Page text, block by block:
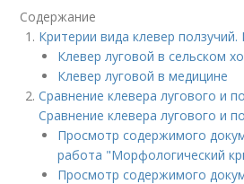
Содержание
Критерии вида клевер ползучий.
Клевер луговой в сельском
Клевер луговой в медицине
Сравнение клевера лугового и
Сравнение клевера лугового и
Просмотр содержимого
работа "Морфологический
Просмотр содержимого